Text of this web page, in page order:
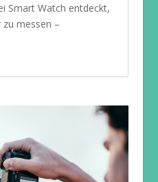
Smart Watch entdeckt,
messen –